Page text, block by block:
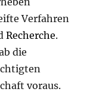
Verfahren
Recherche.
die
voraus.